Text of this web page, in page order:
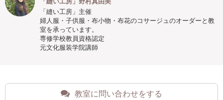
「縫い工房」主催
婦人服・子供服・布小物・布花のコサージュのオーダーと教
室を承っています。
専修学校教員資格認定
元文化服装学院講師
教室に問い合わせをする